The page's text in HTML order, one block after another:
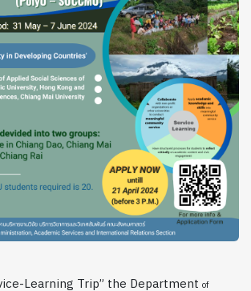
Learning Trip” the Department of